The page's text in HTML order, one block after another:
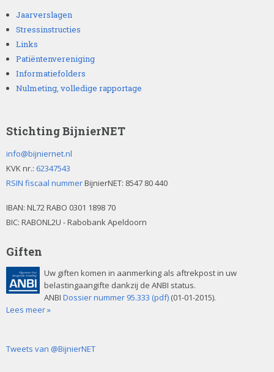
Jaarverslagen
Stressinstructies
Links
Patiëntenvereniging
Informatiefolders
Nulmeting, volledige rapportage
Stichting BijnierNET
info@bijniernet.nl
KVK nr.: 62347543
RSIN fiscaal nummerBijnierNET: 8547 80 440
IBAN: NL72 RABO 0301 1898 70
BIC: RABONL2U - Rabobank Apeldoorn
Giften
Uw giften komen in aanmerking als aftrekpost in uw
belastingaangifte dankzij de ANBI status.
ANBI Dossier nummer 95.333 (pdf) (01-01-2015).
Lees meer »
Tweets van @BijnierNET